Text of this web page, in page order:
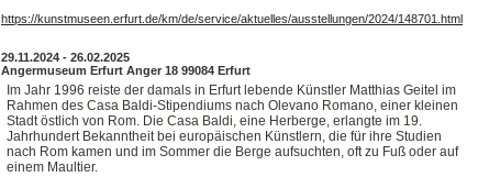
https://kunstmuseen.erfurt.de/km/de/service/aktuelles/ausstellungen/2024/148701.html
29.11.2024 - 26.02.2025
Angermuseum Erfurt Anger 18 99084 Erfurt
Im Jahr 1996 reiste der damals in Erfurt lebende Künstler Matthias Geitel im
Rahmen des Casa Baldi-Stipendiums nach Olevano Romano, einer kleinen
Stadt östlich von Rom. Die Casa Baldi, eine Herberge, erlangte im 19.
Jahrhundert Bekanntheit bei europäischen Künstlern, die für ihre Studien
nach Rom kamen und im Sommer die Berge aufsuchten, oft zu Fuß oder auf
einem Maultier.